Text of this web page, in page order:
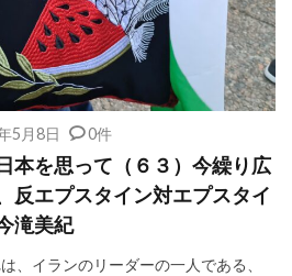
5月8日 0件
本を思って（６３）今繰り広
反エプスタイン対エプスタイ
滝美紀
、イランのリーダーの一人である、